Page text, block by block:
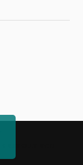
VON